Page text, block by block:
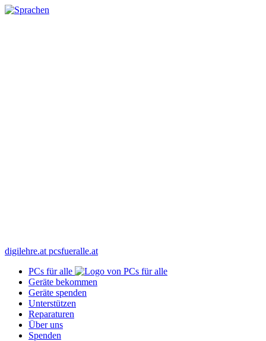
digilehre.at pcsfueralle.at
PCs für alle
Geräte bekommen
Geräte spenden
Unterstützen
Reparaturen
Über uns
Spenden